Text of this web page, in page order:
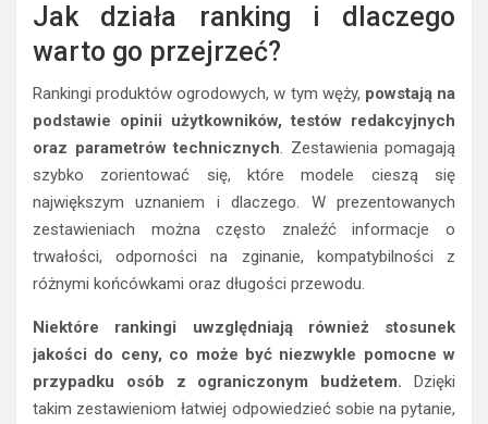
Jak działa ranking i dlaczego
warto go przejrzeć?
Rankingi produktów ogrodowych, w tym węży, powstają na
podstawie opinii użytkowników, testów redakcyjnych
oraz parametrów technicznych. Zestawienia pomagają
szybko zorientować się, które modele cieszą się
największym uznaniem i dlaczego. W prezentowanych
zestawieniach można często znaleźć informacje o
trwałości, odporności na zginanie, kompatybilności z
różnymi końcówkami oraz długości przewodu.
Niektóre rankingi uwzględniają również stosunek
jakości do ceny, co może być niezwykle pomocne w
przypadku osób z ograniczonym budżetem. Dzięki
takim zestawieniom łatwiej odpowiedzieć sobie na pytanie,